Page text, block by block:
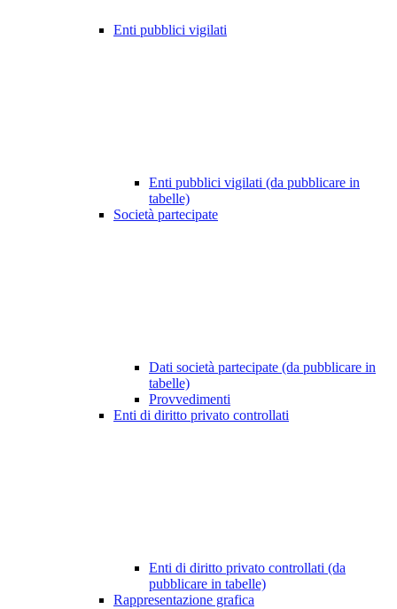
Enti pubblici vigilati
Enti pubblici vigilati (da pubblicare in
tabelle)
Società partecipate
Dati società partecipate (da pubblicare in
tabelle)
Provvedimenti
Enti di diritto privato controllati
Enti di diritto privato controllati (da
pubblicare in tabelle)
Rappresentazione grafica